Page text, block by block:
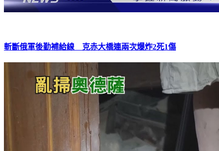
斬斷俄軍後勤補給線 克赤大橋連兩次爆炸2死1傷